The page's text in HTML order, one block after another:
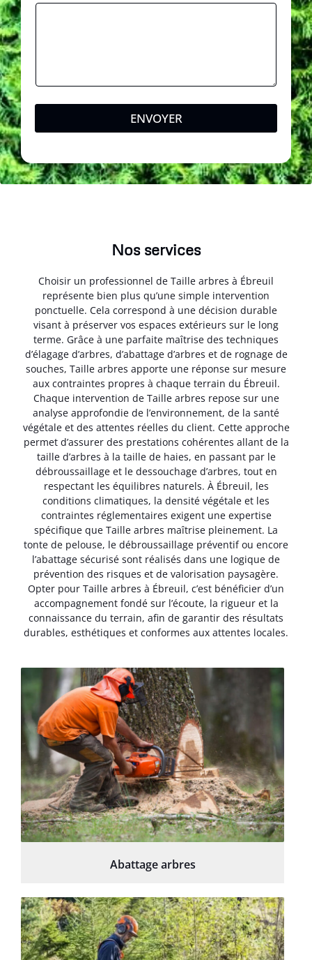
ENVOYER
Nos services
Choisir un professionnel de Taille arbres à Ébreuil
représente bien plus qu’une simple intervention
ponctuelle. Cela correspond à une décision durable
visant à préserver vos espaces extérieurs sur le long
terme. Grâce à une parfaite maîtrise des techniques
d’élagage d’arbres, d’abattage d’arbres et de rognage de
souches, Taille arbres apporte une réponse sur mesure
aux contraintes propres à chaque terrain du Ébreuil.
Chaque intervention de Taille arbres repose sur une
analyse approfondie de l’environnement, de la santé
végétale et des attentes réelles du client. Cette approche
permet d’assurer des prestations cohérentes allant de la
taille d’arbres à la taille de haies, en passant par le
débroussaillage et le dessouchage d’arbres, tout en
respectant les équilibres naturels. À Ébreuil, les
conditions climatiques, la densité végétale et les
contraintes réglementaires exigent une expertise
spécifique que Taille arbres maîtrise pleinement. La
tonte de pelouse, le débroussaillage préventif ou encore
l’abattage sécurisé sont réalisés dans une logique de
prévention des risques et de valorisation paysagère.
Opter pour Taille arbres à Ébreuil, c’est bénéficier d’un
accompagnement fondé sur l’écoute, la rigueur et la
connaissance du terrain, afin de garantir des résultats
durables, esthétiques et conformes aux attentes locales.
Abattage arbres